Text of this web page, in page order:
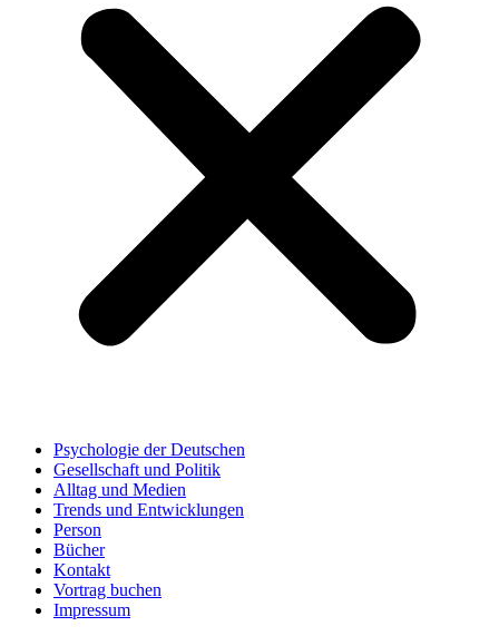
Psychologie der Deutschen
Gesellschaft und Politik
Alltag und Medien
Trends und Entwicklungen
Person
Bücher
Kontakt
Vortrag buchen
Impressum